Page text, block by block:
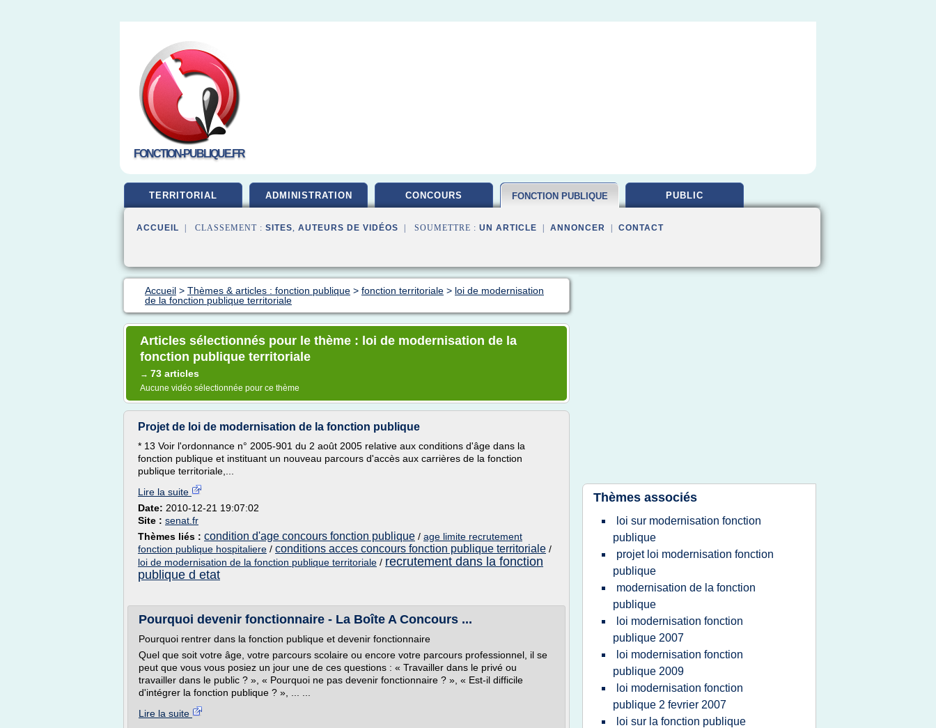
FONCTION-PUBLIQUE.FR
TERRITORIAL ADMINISTRATION CONCOURS FONCTION PUBLIQUE PUBLIC
ACCUEIL | CLASSEMENT : SITES, AUTEURS DE VIDÉOS | SOUMETTRE : UN ARTICLE ANNONCER CONTACT
Accueil > Thèmes & articles : fonction publique > fonction territoriale > loi de modernisation
de la fonction publique territoriale
Articles sélectionnés pour le thème : loi de modernisation de la
fonction publique territoriale
→ 73 articles
Aucune vidéo sélectionnée pour ce thème
Projet de loi de modernisation de la fonction publique
* 13 Voir l'ordonnance n° 2005-901 du 2 août 2005 relative aux conditions d'âge dans la
fonction publique et instituant un nouveau parcours d'accès aux carrières de la fonction
publique territoriale,...
Lire la suite
Date: 2010-12-21 19:07:02
Site : senat.fr
Thèmes liés : condition d'age concours fonction publique / age limite recrutement
fonction publique hospitaliere / conditions acces concours fonction publique territoriale /
loi de modernisation de la fonction publique territoriale / recrutement dans la fonction
publique d etat
Pourquoi devenir fonctionnaire - La Boîte A Concours ...
Pourquoi rentrer dans la fonction publique et devenir fonctionnaire
Quel que soit votre âge, votre parcours scolaire ou encore votre parcours professionnel, il se
peut que vous vous posiez un jour une de ces questions : « Travailler dans le privé ou
travailler dans le public ? », « Pourquoi ne pas devenir fonctionnaire ? », « Est-il difficile
d'intégrer la fonction publique ? », ... ...
Lire la suite
Thèmes associés
loi sur modernisation fonction
publique
projet loi modernisation fonction
publique
modernisation de la fonction
publique
loi modernisation fonction
publique 2007
loi modernisation fonction
publique 2009
loi modernisation fonction
publique 2 fevrier 2007
loi sur la fonction publique